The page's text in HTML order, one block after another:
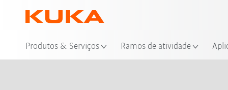
Produtos & Serviços Ramos de atividade